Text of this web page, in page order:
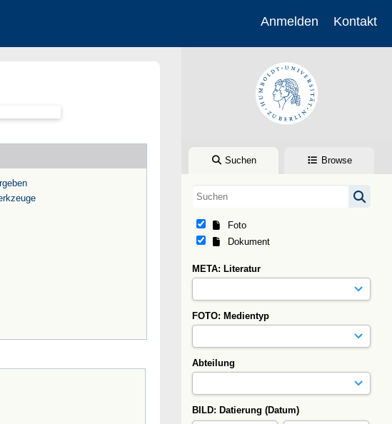
Anmelden Kontakt
Suchen Browse
Foto
Dokument
META: Literatur
FOTO: Medientyp
Abteilung
BILD: Datierung (Datum)